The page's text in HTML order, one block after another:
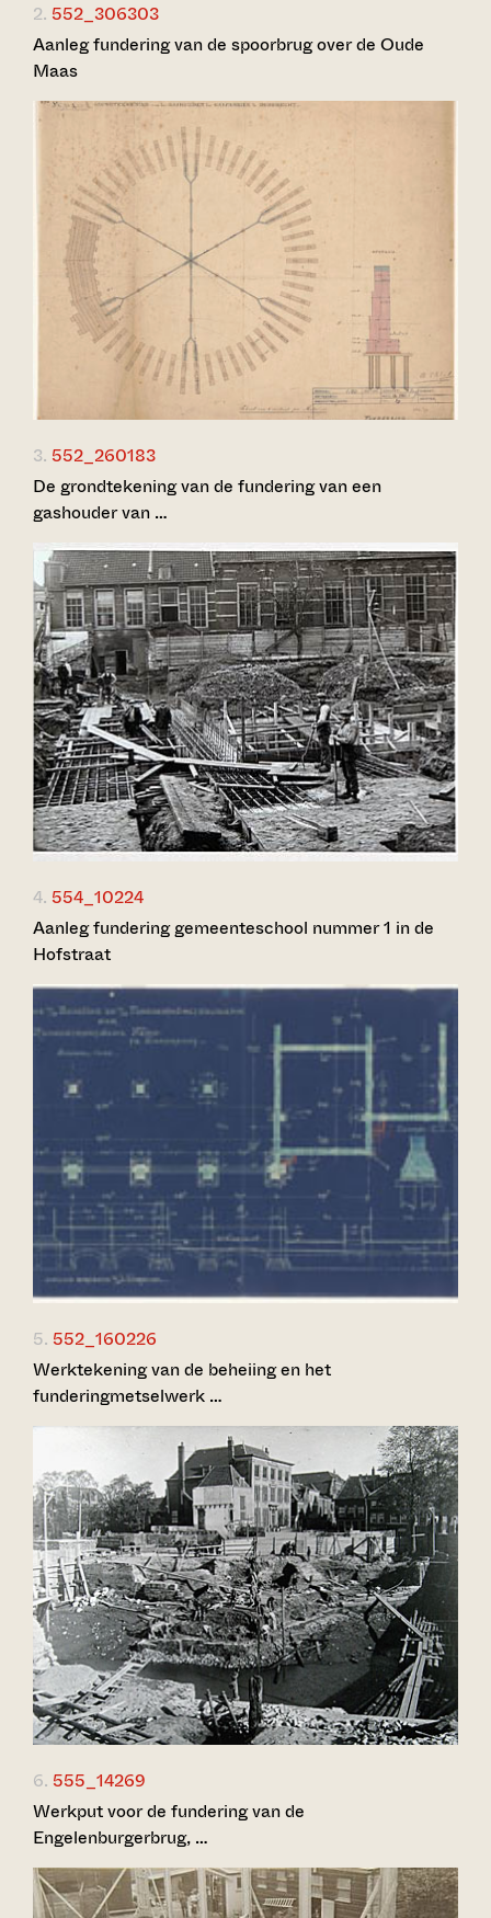
2. 552_306303
Aanleg fundering van de spoorbrug over de Oude
Maas
3. 552_260183
De grondtekening van de fundering van een
gashouder van …
4. 554_10224
Aanleg fundering gemeenteschool nummer 1 in de
Hofstraat
5. 552_160226
Werktekening van de beheiing en het
funderingmetselwerk …
6. 555_14269
Werkput voor de fundering van de
Engelenburgerbrug, …